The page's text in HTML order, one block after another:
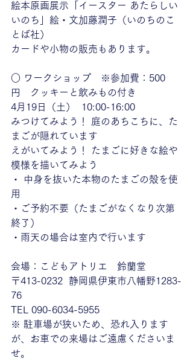
絵本原画展示「イースター あたらしい
いのち」絵・文加藤潤子（いのちのこ
とば社）
カードや小物の販売もあります。
○ ワークショップ　※参加費：500
円　クッキーと飲みもの付き
4月19日（土）  10:00-16:00
みつけてみよう！ 庭のあちこちに、た
まごが隠れています
えがいてみよう！ たまごに好きな絵や
模様を描いてみよう
・ 中身を抜いた本物のたまごの殻を使
用
・ご予約不要（たまごがなくなり次第
終了）
・雨天の場合は室内で行います
会場：こどもアトリエ　鈴蘭堂
〒413-0232  静岡県伊東市八幡野1283-
76
TEL 090-6034-5955
※ 駐車場が狭いため、恐れ入ります
が、お車での来場はご遠慮くださいま
せ。